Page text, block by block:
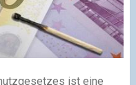
ist eine